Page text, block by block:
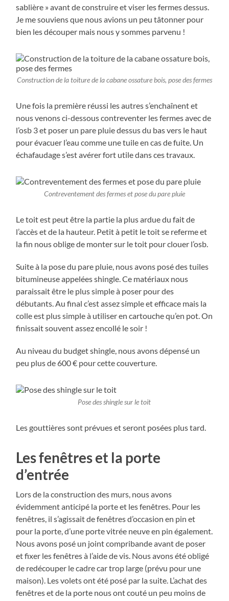
sablière » avant de construire et viser les fermes dessus.
Je me souviens que nous avions un peu tâtonner pour
bien les découper mais nous y sommes parvenu !
Construction de la toiture de la cabane ossature bois, pose des fermes
Une fois la première réussi les autres s’enchaînent et
nous venons ci-dessous contreventer les fermes avec de
l’osb 3 et poser un pare pluie dessus du bas vers le haut
pour évacuer l’eau comme une tuile en cas de fuite. Un
échafaudage s’est avérer fort utile dans ces travaux.
Contreventement des fermes et pose du pare pluie
Le toit est peut être la partie la plus ardue du fait de
l’accès et de la hauteur. Petit à petit le toit se referme et
la fin nous oblige de monter sur le toit pour clouer l’osb.
Suite à la pose du pare pluie, nous avons posé des tuiles
bitumineuse appelées shingle. Ce matériaux nous
paraissait être le plus simple à poser pour des
débutants. Au final c’est assez simple et efficace mais la
colle est plus simple à utiliser en cartouche qu’en pot. On
finissait souvent assez encollé le soir !
Au niveau du budget shingle, nous avons dépensé un
peu plus de 600 € pour cette couverture.
Pose des shingle sur le toit
Les gouttières sont prévues et seront posées plus tard.
Les fenêtres et la porte
d’entrée
Lors de la construction des murs, nous avons
évidemment anticipé la porte et les fenêtres. Pour les
fenêtres, il s’agissait de fenêtres d’occasion en pin et
pour la porte, d’une porte vitrée neuve en pin également.
Nous avons posé un joint compribande avant de poser
et fixer les fenêtres à l’aide de vis. Nous avons été obligé
de redécouper le cadre car trop large (prévu pour une
maison). Les volets ont été posé par la suite. L’achat des
fenêtres et de la porte nous ont couté un peu moins de